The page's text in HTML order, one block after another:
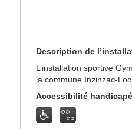
Description de
L’installation sportive
la commune Inzinzac-
Accessibilité